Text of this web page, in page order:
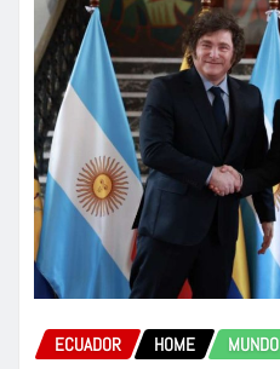
ECUADOR HOME MUNDO